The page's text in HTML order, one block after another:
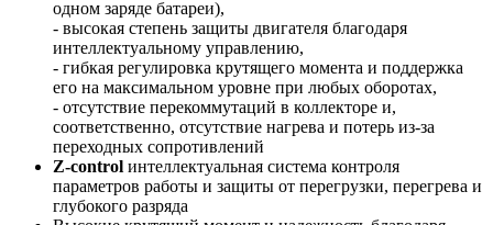
одном заряде батареи),
- высокая степень защиты двигателя благодаря
интеллектуальному управлению,
- гибкая регулировка крутящего момента и поддержка
его на максимальном уровне при любых оборотах,
- отсутствие перекоммутаций в коллекторе и,
соответственно, отсутствие нагрева и потерь из-за
переходных сопротивлений
Z-control интеллектуальная система контроля
параметров работы и защиты от перегрузки, перегрева и
глубокого разряда